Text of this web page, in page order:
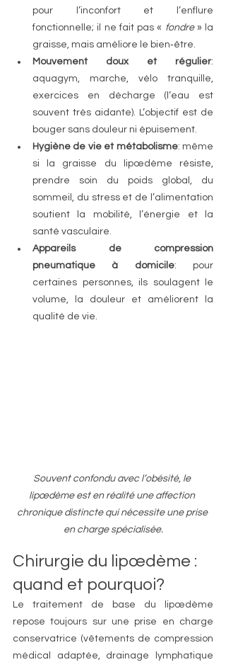
pour l’inconfort et l’enflure
fonctionnelle; il ne fait pas « fondre » la
graisse, mais améliore le bien‑être.
Mouvement doux et régulier:
aquagym, marche, vélo tranquille,
exercices en décharge (l’eau est
souvent très aidante). L’objectif est de
bouger sans douleur ni épuisement.
Hygiène de vie et métabolisme: même
si la graisse du lipœdème résiste,
prendre soin du poids global, du
sommeil, du stress et de l’alimentation
soutient la mobilité, l’énergie et la
santé vasculaire.
Appareils de compression
pneumatique à domicile: pour
certaines personnes, ils soulagent le
volume, la douleur et améliorent la
qualité de vie.
Souvent confondu avec l’obésité, le
lipœdème est en réalité une affection
chronique distincte qui nécessite une prise
en charge spécialisée.
Chirurgie du lipœdème :
quand et pourquoi?
Le traitement de base du lipœdème
repose toujours sur une prise en charge
conservatrice (vêtements de compression
médical adaptée, drainage lymphatique